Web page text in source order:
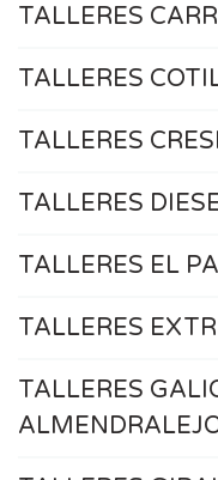
TALLERES
TALLERES
TALLERES
TALLERES
TALLERES EL
TALLERES
TALLERES